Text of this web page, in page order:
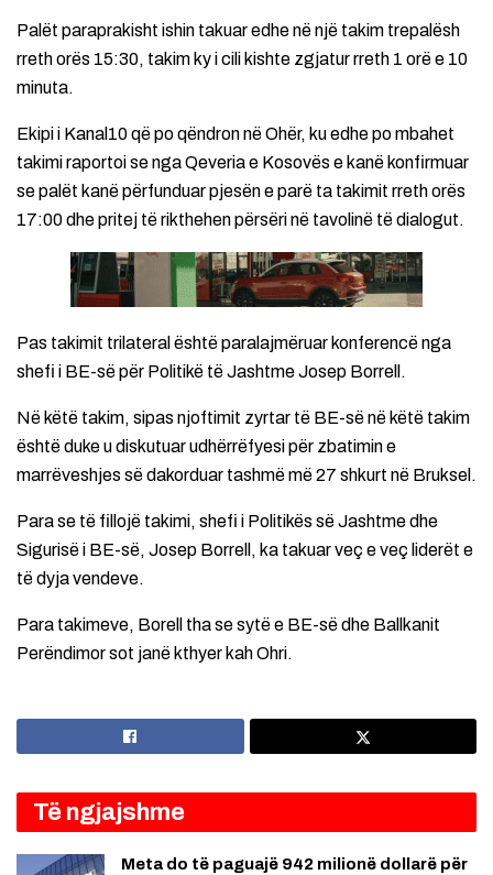
Palët paraprakisht ishin takuar edhe në një takim trepalësh
rreth orës 15:30, takim ky i cili kishte zgjatur rreth 1 orë e 10
minuta.
Ekipi i Kanal10 që po qëndron në Ohër, ku edhe po mbahet
takimi raportoi se nga Qeveria e Kosovës e kanë konfirmuar
se palët kanë përfunduar pjesën e parë ta takimit rreth orës
17:00 dhe pritej të rikthehen përsëri në tavolinë të dialogut.
Pas takimit trilateral është paralajmëruar konferencë nga
shefi i BE-së për Politikë të Jashtme Josep Borrell.
Në këtë takim, sipas njoftimit zyrtar të BE-së në këtë takim
është duke u diskutuar udhërrëfyesi për zbatimin e
marrëveshjes së dakorduar tashmë më 27 shkurt në Bruksel.
Para se të fillojë takimi, shefi i Politikës së Jashtme dhe
Sigurisë i BE-së, Josep Borrell, ka takuar veç e veç liderët e
të dyja vendeve.
Para takimeve, Borell tha se sytë e BE-së dhe Ballkanit
Perëndimor sot janë kthyer kah Ohri.
Të ngjajshme
Meta do të paguajë 942 milionë dollarë për